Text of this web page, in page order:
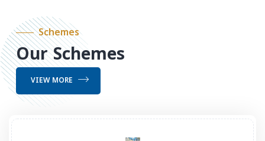
Schemes
Our Schemes
VIEW MORE